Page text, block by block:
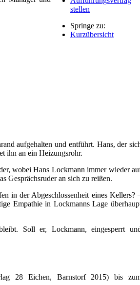
stellen
Springe zu:
Kurzübersicht
aufgehalten und entführt. Hans, der
ihn an ein Heizungsrohr.
wobei Hans Lockmann immer wieder
Gesprächsruder an sich zu reißen.
in der Abgeschlossenheit eines Kellers?
Empathie in Lockmanns Lage
Soll er, Lockmann, eingesperrt
28 Eichen, Barnstorf 2015) bis